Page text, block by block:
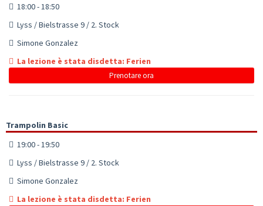
18:00 - 18:50
Lyss / Bielstrasse 9 / 2. Stock
Simone Gonzalez
La lezione è stata disdetta: Ferien
Prenotare ora
Trampolin Basic
19:00 - 19:50
Lyss / Bielstrasse 9 / 2. Stock
Simone Gonzalez
La lezione è stata disdetta: Ferien